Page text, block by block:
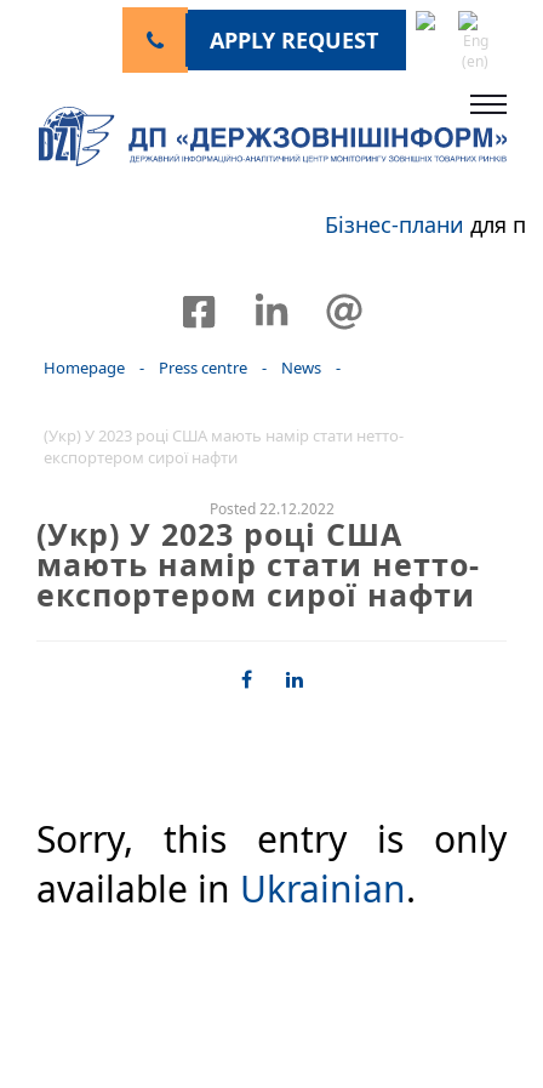
APPLY REQUEST
Бізнес-планидля
Homepage - Press centre - News -
(Укр) У 2023 році США мають намір стати нетто-
експортером сирої нафти
Posted 22.12.2022
(Укр) У 2023 році США
мають намір стати нетто-
експортером сирої нафти
Sorry, this entry is only
available in Ukrainian.